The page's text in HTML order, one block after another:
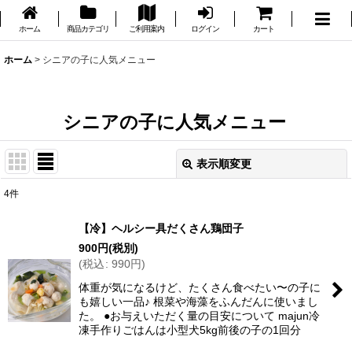
ホーム 商品カテゴリ ご利用案内 ログイン カート
ホーム > シニアの子に人気メニュー
シニアの子に人気メニュー
表示順変更
絞り込む
4件
【冷】ヘルシー具だくさん鶏団子
900円(税別)
(税込: 990円)
体重が気になるけど、たくさん食べたい〜の子に
も嬉しい一品♪ 根菜や海藻をふんだんに使いまし
た。 ●お与えいただく量の目安について majun冷
凍手作りごはんは小型犬5kg前後の子の1回分